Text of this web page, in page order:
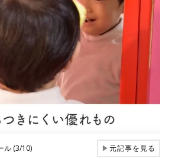
ル (3/10) ▶元記事を見る